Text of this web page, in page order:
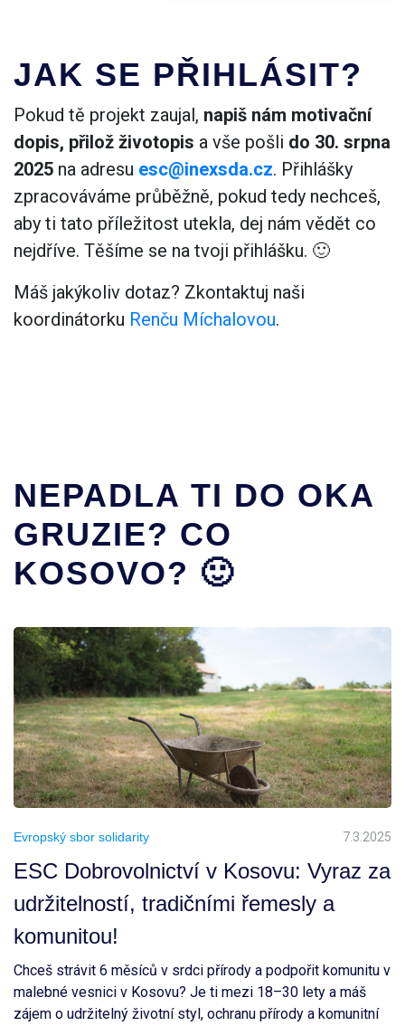
JAK SE PŘIHLÁSIT?
Pokud tě projekt zaujal, napiš nám motivační
dopis, přilož životopis a vše pošli do 30. srpna
2025 na adresu esc@inexsda.cz. Přihlášky
zpracováváme průběžně, pokud tedy nechceš,
aby ti tato příležitost utekla, dej nám vědět co
nejdříve. Těšíme se na tvoji přihlášku. 🙂
Máš jakýkoliv dotaz? Zkontaktuj naši
koordinátorku Renču Míchalovou.
NEPADLA TI DO OKA
GRUZIE? CO
KOSOVO? 🙂
Evropský sbor solidarity 7.3.2025
ESC Dobrovolnictví v Kosovu: Vyraz za
udržitelností, tradičními řemesly a
komunitou!
Chceš strávit 6 měsíců v srdci přírody a podpořit komunitu v
malebné vesnici v Kosovu? Je ti mezi 18–30 lety a máš
zájem o udržitelný životní styl, ochranu přírody a komunitní